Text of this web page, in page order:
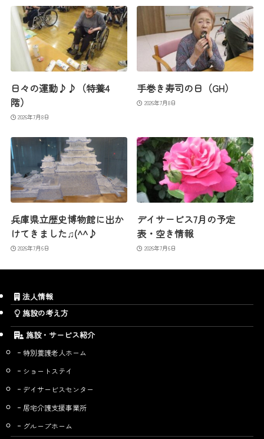
日々の運動♪♪（特養4
階）
2026年7月8日
手巻き寿司の日（GH）
2026年7月8日
兵庫県立歴史博物館に出か
けてきました♫(^^♪
2026年7月6日
デイサービス7月の予定
表・空き情報
2026年7月6日
法人情報
施設の考え方
施設・サービス紹介
特別養護老人ホーム
ショートステイ
デイサービスセンター
居宅介護支援事業所
グループホーム